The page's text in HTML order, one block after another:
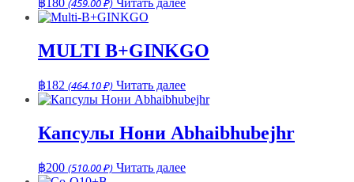
฿180 (459.00 ₽) Читать далее
MULTI B+GINKGO
฿182 (464.10 ₽) Читать далее
Капсулы Нони Abhaibhubejhr
฿200 (510.00 ₽) Читать далее